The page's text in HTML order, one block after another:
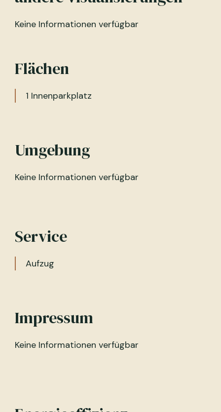
Keine Informationen verfügbar
Flächen
1 Innenparkplatz
Umgebung
Keine Informationen verfügbar
Service
Aufzug
Impressum
Keine Informationen verfügbar